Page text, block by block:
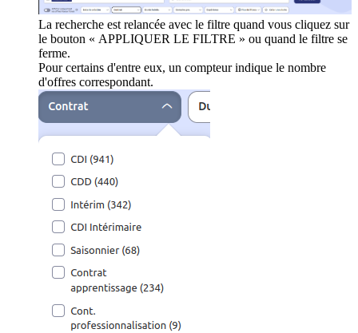
La recherche est relancée avec le filtre quand vous cliquez sur
le bouton « APPLIQUER LE FILTRE » ou quand le filtre se
ferme.
Pour certains d'entre eux, un compteur indique le nombre
d'offres correspondant.